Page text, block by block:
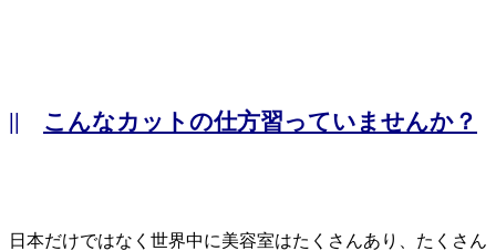
|| こんなカットの仕方習っていませんか？
日本だけではなく世界中に美容室はたくさんあり、たくさん